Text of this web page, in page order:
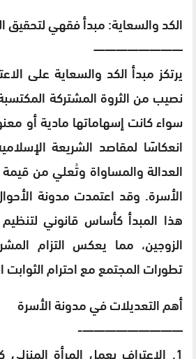
الكد والسعاية: مبدأ فقهي لتحقيق
————————
يرتكز مبدأ الكد والسعاية على
نصيب من الثروة المشتركة المكتسبة
سواء كانت إسهاماتها مادية أو
انعكاسًا لمقاصد الشريعة
العدالة والمساواة وتُعلي من
الأسرة. وقد اعتمدت مدونة
هذا المبدأ كأساس قانوني
الزوجين، مما يعكس التزام
تطورات المجتمع مع احترام الثوابت
أهم التعديلات في مدونة الأسرة
—————————-
1. الاعتراف بعمل المرأة